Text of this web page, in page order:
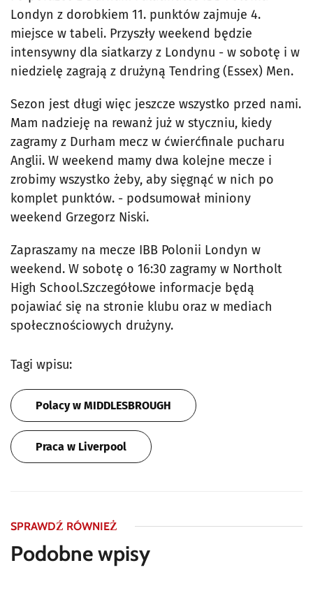
Londyn z dorobkiem 11. punktów zajmuje 4.
miejsce w tabeli. Przyszły weekend będzie
intensywny dla siatkarzy z Londynu - w sobotę i w
niedzielę zagrają z drużyną Tendring (Essex) Men.
Sezon jest długi więc jeszcze wszystko przed nami.
Mam nadzieję na rewanż już w styczniu, kiedy
zagramy z Durham mecz w ćwierćfinale pucharu
Anglii. W weekend mamy dwa kolejne mecze i
zrobimy wszystko żeby, aby sięgnąć w nich po
komplet punktów. - podsumował miniony
weekend Grzegorz Niski.
Zapraszamy na mecze IBB Polonii Londyn w
weekend. W sobotę o 16:30 zagramy w Northolt
High School.Szczegółowe informacje będą
pojawiać się na stronie klubu oraz w mediach
społecznościowych drużyny.
Tagi wpisu:
Polacy w MIDDLESBROUGH
Praca w Liverpool
SPRAWDŹ RÓWNIEŻ
Podobne wpisy